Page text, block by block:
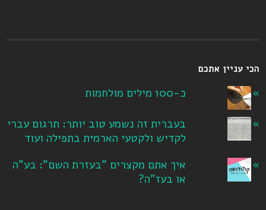
הכי עניין אתכם
כ-100 מילים מולחמות
בעברית זה נשמע טוב יותר: תרגום עברי
לקדיש ולקטעי הארמית בתפילה ועוד
איך אתם מקצרים "בעזרת השם": בע"ה
או בעז"ה?